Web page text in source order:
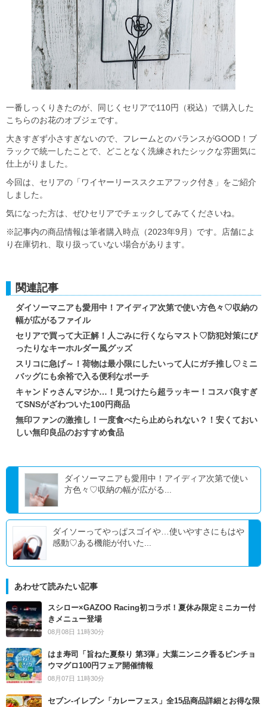
一番しっくりきたのが、同じくセリアで110円（税込）で購入した
こちらのお花のオブジェです。
大きすぎず小さすぎないので、フレームとのバランスがGOOD！ブ
ラックで統一したことで、どことなく洗練されたシックな雰囲気に
仕上がりました。
今回は、セリアの「ワイヤーリーススクエアフック付き」をご紹介
しました。
気になった方は、ぜひセリアでチェックしてみてくださいね。
※記事内の商品情報は筆者購入時点（2023年9月）です。店舗によ
り在庫切れ、取り扱っていない場合があります。
関連記事
ダイソーマニアも愛用中！アイディア次第で使い方色々♡収納の
幅が広がるファイル
セリアで買って大正解！人ごみに行くならマスト♡防犯対策にぴ
ったりなキーホルダー風グッズ
スリコに急げ～！荷物は最小限にしたいって人にガチ推し♡ミニ
バッグにも余裕で入る便利なポーチ
キャンドゥさんマジか…！見つけたら超ラッキー！コスパ良すぎ
てSNSがざわついた100円商品
無印ファンの激推し！一度食べたら止められない？！安くておい
しい無印良品のおすすめ食品
ダイソーマニアも愛用中！アイディア次第で使い
方色々♡収納の幅が広がる...
ダイソーってやっぱスゴイや…使いやすさにもはや
感動♡ある機能が付いた...
あわせて読みたい記事
スシロー×GAZOO Racing初コラボ！夏休み限定ミニカー付
きメニュー登場
08月08日 11時30分
はま寿司「旨ねた夏祭り 第3弾」大葉ニンニク香るビンチョ
ウマグロ100円フェア開催情報
08月07日 11時30分
セブン‐イレブン「カレーフェス」全15品商品詳細とお得な限